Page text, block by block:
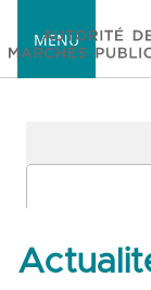
MENU